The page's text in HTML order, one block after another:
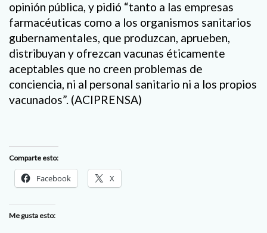
opinión pública, y pidió “tanto a las empresas
farmacéuticas como a los organismos sanitarios
gubernamentales, que produzcan, aprueben,
distribuyan y ofrezcan vacunas éticamente
aceptables que no creen problemas de
conciencia, ni al personal sanitario ni a los propios
vacunados”. (ACIPRENSA)
Comparte esto:
Facebook X
Me gusta esto: